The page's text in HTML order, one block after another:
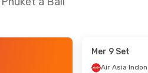
Mer 9 Set
Air Asia